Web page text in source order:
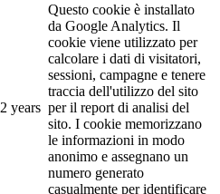
2 years
Questo cookie è installato
da Google Analytics. Il
cookie viene utilizzato per
calcolare i dati di visitatori,
sessioni, campagne e tenere
traccia dell'utilizzo del sito
per il report di analisi del
sito. I cookie memorizzano
le informazioni in modo
anonimo e assegnano un
numero generato
casualmente per identificare